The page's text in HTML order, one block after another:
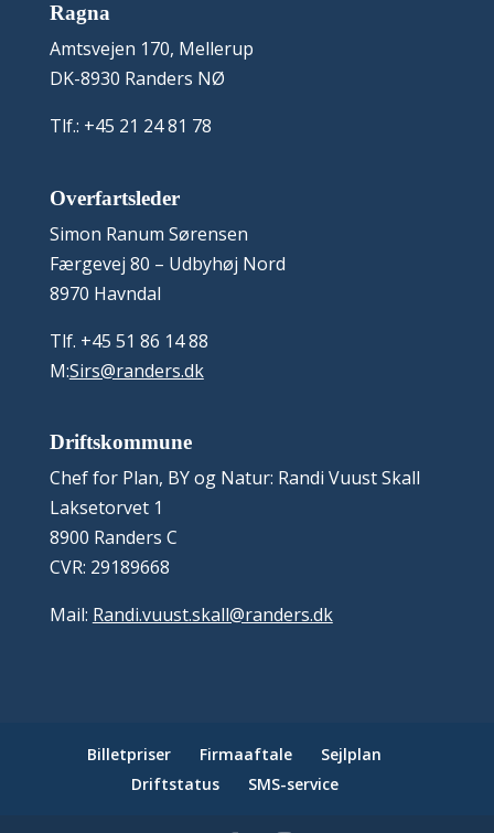
Ragna
Amtsvejen 170, Mellerup
DK-8930 Randers NØ
Tlf.: +45 21 24 81 78
Overfartsleder
Simon Ranum Sørensen
Færgevej 80 – Udbyhøj Nord
8970 Havndal
Tlf. +45 51 86 14 88
M:Sirs@randers.dk
Driftskommune
Chef for Plan, BY og Natur: Randi Vuust Skall
Laksetorvet 1
8900 Randers C
CVR: 29189668
Mail: Randi.vuust.skall@randers.dk
Billetpriser Firmaaftale
Sejlplan
Driftstatus
SMS-service